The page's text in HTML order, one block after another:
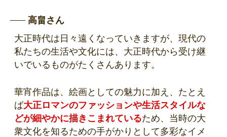
高畠さん
大正時代は日々遠くなっていきますが、現代の
私たちの生活や文化には、大正時代から受け継
いでいるものがたくさんあります。
華宵作品は、絵画としての魅力に加え、たとえ
ば大正ロマンのファッションや生活スタイルな
どが細やかに描きこまれているため、当時の大
衆文化を知るための手がかりとして多彩なイメ